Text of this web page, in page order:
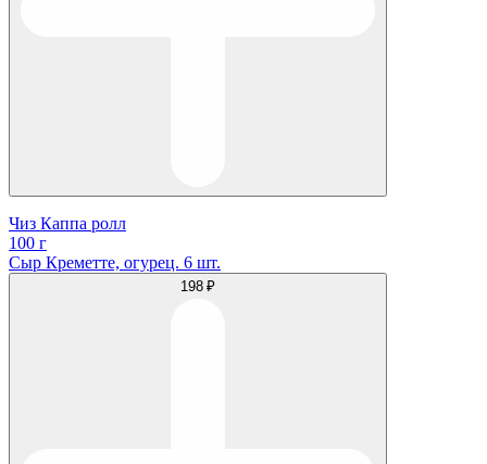
Чиз Каппа ролл
100 г
Сыр Креметте, огурец. 6 шт.
198 ₽